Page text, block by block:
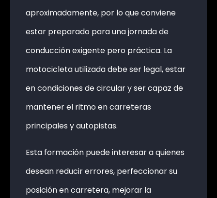
aproximadamente, por lo que conviene
estar preparado para una jornada de
conducción exigente pero práctica. La
motocicleta utilizada debe ser legal, estar
en condiciones de circular y ser capaz de
mantener el ritmo en carreteras
principales y autopistas.
Esta formación puede interesar a quienes
desean reducir errores, perfeccionar su
posición en carretera, mejorar la